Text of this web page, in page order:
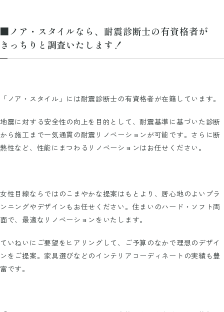
■ノア・スタイルなら、耐震診断士の有資格者が
きっちりと調査いたします！
「ノア・スタイル」には耐震診断士の有資格者が在籍しています。
地震に対する安全性の向上を目的として、耐震基準に基づいた診断
から施工まで一気通貫の耐震リノベーションが可能です。さらに断
熱性など、性能にまつわるリノベーションはお任せください。
女性目線ならではのこまやかな提案はもとより、居心地のよいプラ
ンニングやデザインもお任せください。住まいのハード・ソフト両
面で、最適なリノベーションをいたします。
ていねいにご要望をヒアリングして、ご予算のなかで理想のデザイ
ンをご提案。家具選びなどのインテリアコーディネートの実績も豊
富です。